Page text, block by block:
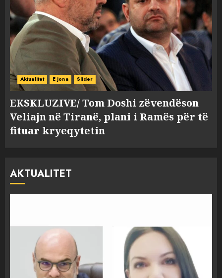
Aktualitet E jona Slider
EKSKLUZIVE/ Tom Doshi zëvendëson
Veliajn në Tiranë, plani i Ramës për të
fituar kryeqytetin
AKTUALITET